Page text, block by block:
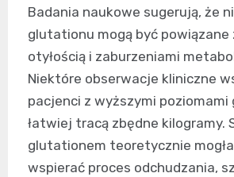
Badania naukowe sugerują, że
glutationu mogą być powiązane
otyłością i zaburzeniami
Niektóre obserwacje kliniczne
pacjenci z wyższymi
łatwiej tracą zbędne kilogramy.
glutationem teoretycznie
wspierać proces odchudzania,